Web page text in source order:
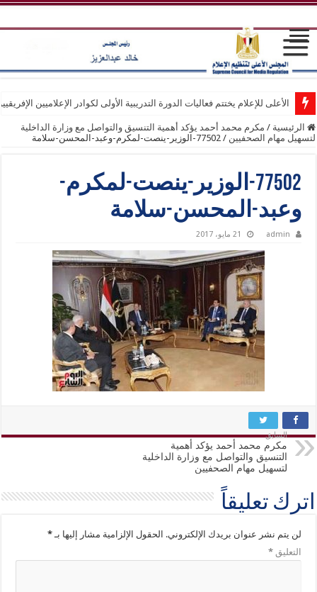
الأعلى للإعلام يختتم فعاليات الدورة التدريبية الأولى لكوادر الإعلاميين
الرئيسية / مكرم محمد أحمد يؤكد أهمية التنسيق والتواصل مع وزارة الداخلية
لتسهيل مهام الصحفيين / 77502-الوزير-ينصت-لمكرم-وعبد-المحسن-سلامة
77502-الوزير-ينصت-لمكرم-
وعبد-المحسن-سلامة
admin 21 مايو، 2017
السابق
مكرم محمد أحمد يؤكد أهمية
التنسيق والتواصل مع وزارة الداخلية
لتسهيل مهام الصحفيين
اترك تعليقاً
لن يتم نشر عنوان بريدك الإلكتروني. الحقول الإلزامية مشار إليها بـ*
التعليق*